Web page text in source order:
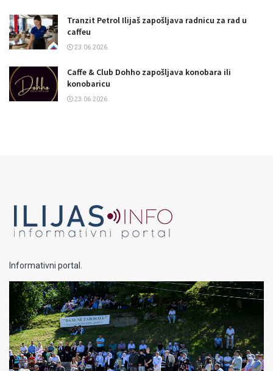
Tranzit Petrol Ilijaš zapošljava radnicu za rad u
caffeu
23.06.2026.
Caffe & Club Dohho zapošljava konobara ili
konobaricu
23.06.2026.
Informativni portal.